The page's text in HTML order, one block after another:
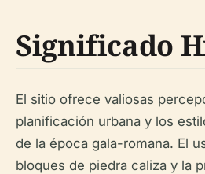
Significado
El sitio ofrece valiosas
planificación urbana y los
de la época gala-romana. El
bloques de piedra caliza y la